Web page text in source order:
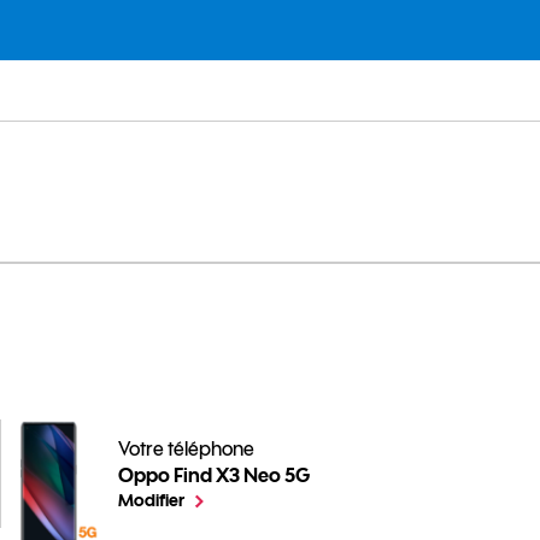
5G
Votre téléphone
Oppo Find X3 Neo 5G
pour votre Oppo Find X3 Neo 5G ou
Modifierle téléphone sélectionné